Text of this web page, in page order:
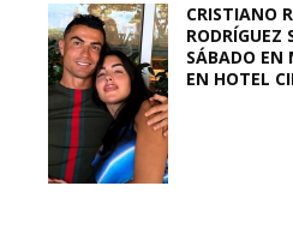
CRISTIANO
RODRÍGUEZ
SÁBADO EN
EN HOTEL